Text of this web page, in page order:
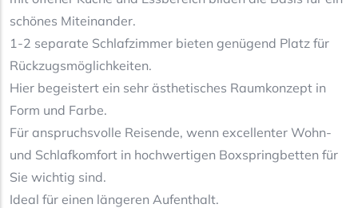
schönes Miteinander.
1-2 separate Schlafzimmer bieten genügend Platz für
Rückzugsmöglichkeiten.
Hier begeistert ein sehr ästhetisches Raumkonzept in
Form und Farbe.
Für anspruchsvolle Reisende, wenn excellenter Wohn-
und Schlafkomfort in hochwertigen Boxspringbetten für
Sie wichtig sind.
Ideal für einen längeren Aufenthalt.